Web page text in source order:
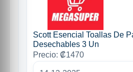
Scott Esencial Toallas De
Desechables 3 Un
Precio: ₡1470